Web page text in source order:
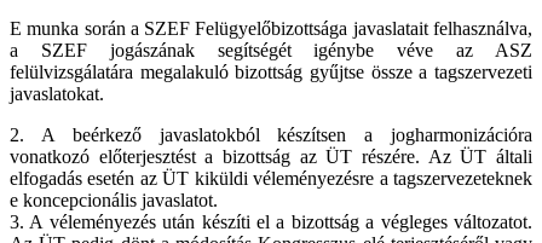
E munka során a SZEF Felügyelőbizottsága javaslatait felhasználva,
a SZEF jogászának segítségét igénybe véve az ASZ
felülvizsgálatára megalakuló bizottság gyűjtse össze a tagszervezeti
javaslatokat.
2. A beérkező javaslatokból készítsen a jogharmonizációra
vonatkozó előterjesztést a bizottság az ÜT részére. Az ÜT általi
elfogadás esetén az ÜT kiküldi véleményezésre a tagszervezeteknek
e koncepcionális javaslatot.
3. A véleményezés után készíti el a bizottság a végleges változatot.